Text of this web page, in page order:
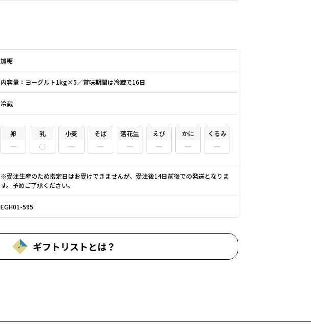
加糖
内容量：ヨーグルト1kg×5／賞味期間は冷蔵で16日
冷蔵
卵
乳 小麦 そば 落花生 えび かに くるみ
※受注生産のため指定日はお受けできませんが、受注後14日前後での発送となりま
す。予めご了承ください。
EGH01-595
ギフトリストとは？